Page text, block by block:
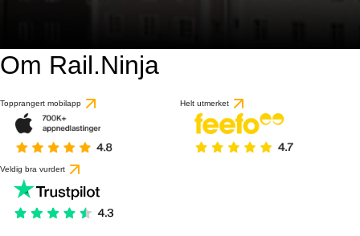
Om Rail.Ninja
Topprangert mobilapp Helt utmerket
Veldig bra vurdert
basert på 56